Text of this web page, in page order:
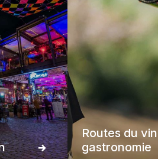
Routes du
gastronomie